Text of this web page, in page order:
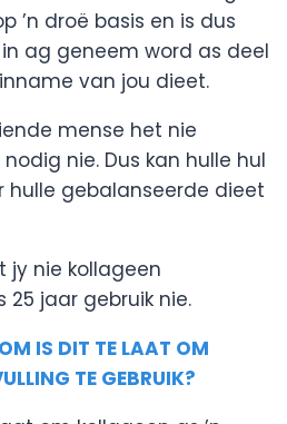
’n droë basis en is dus
ag geneem word as deel
van jou dieet.
mense het nie
nie. Dus kan hulle hul
hulle gebalanseerde dieet
jy nie kollageen
25 jaar gebruik nie.
IS DIT TE LAAT OM
TE GEBRUIK?